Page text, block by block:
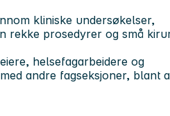
kliniske undersøkelser,
rekke prosedyrer og små
helsefagarbeidere og
andre fagseksjoner, blant